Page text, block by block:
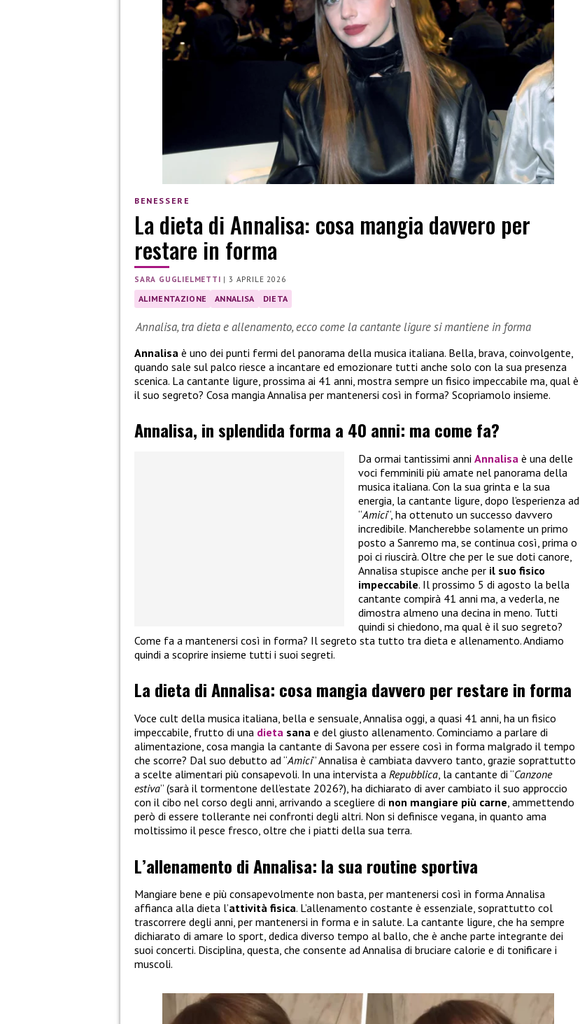
BENESSERE
La dieta di Annalisa: cosa mangia davvero per
restare in forma
SARA GUGLIELMETTI |3 APRILE 2026
ALIMENTAZIONE ANNALISA DIETA
Annalisa, tra dieta e allenamento, ecco come la cantante ligure si mantiene in forma
Annalisa è uno dei punti fermi del panorama della musica italiana. Bella, brava, coinvolgente,
quando sale sul palco riesce a incantare ed emozionare tutti anche solo con la sua presenza
scenica. La cantante ligure, prossima ai 41 anni, mostra sempre un fisico impeccabile ma, qual è
il suo segreto? Cosa mangia Annalisa per mantenersi così in forma? Scopriamolo insieme.
Annalisa, in splendida forma a 40 anni: ma come fa?
Da ormai tantissimi anni Annalisa è una delle
voci femminili più amate nel panorama della
musica italiana. Con la sua grinta e la sua
energia, la cantante ligure, dopo l’esperienza ad
“Amici“, ha ottenuto un successo davvero
incredibile. Mancherebbe solamente un primo
posto a Sanremo ma, se continua così, prima o
poi ci riuscirà. Oltre che per le sue doti canore,
Annalisa stupisce anche per il suo fisico
impeccabile. Il prossimo 5 di agosto la bella
cantante compirà 41 anni ma, a vederla, ne
dimostra almeno una decina in meno. Tutti
quindi si chiedono, ma qual è il suo segreto?
Come fa a mantenersi così in forma? Il segreto sta tutto tra dieta e allenamento. Andiamo
quindi a scoprire insieme tutti i suoi segreti.
La dieta di Annalisa: cosa mangia davvero per restare in forma
Voce cult della musica italiana, bella e sensuale, Annalisa oggi, a quasi 41 anni, ha un fisico
impeccabile, frutto di una dieta sana e del giusto allenamento. Cominciamo a parlare di
alimentazione, cosa mangia la cantante di Savona per essere così in forma malgrado il tempo
che scorre? Dal suo debutto ad “Amici” Annalisa è cambiata davvero tanto, grazie soprattutto
a scelte alimentari più consapevoli. In una intervista a Repubblica, la cantante di “Canzone
estiva” (sarà il tormentone dell’estate 2026?), ha dichiarato di aver cambiato il suo approccio
con il cibo nel corso degli anni, arrivando a scegliere di non mangiare più carne, ammettendo
però di essere tollerante nei confronti degli altri. Non si definisce vegana, in quanto ama
moltissimo il pesce fresco, oltre che i piatti della sua terra.
L’allenamento di Annalisa: la sua routine sportiva
Mangiare bene e più consapevolmente non basta, per mantenersi così in forma Annalisa
affianca alla dieta l’attività fisica. L’allenamento costante è essenziale, soprattutto col
trascorrere degli anni, per mantenersi in forma e in salute. La cantante ligure, che ha sempre
dichiarato di amare lo sport, dedica diverso tempo al ballo, che è anche parte integrante dei
suoi concerti. Disciplina, questa, che consente ad Annalisa di bruciare calorie e di tonificare i
muscoli.